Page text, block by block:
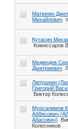
Матюнин
Михайлович
Кутасин
Комиссаров
Медведев
Дмитриевич
Ляпушкин
Григорий
Виктор
Мурсалимов
Аббясович
Абасович)
Колесников